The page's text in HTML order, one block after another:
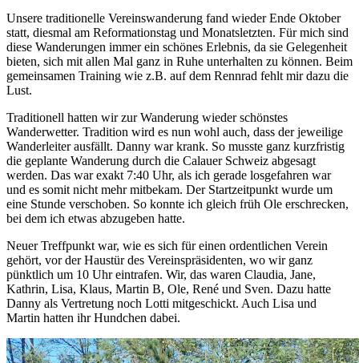
Unsere traditionelle Vereinswanderung fand wieder Ende Oktober
statt, diesmal am Reformationstag und Monatsletzten. Für mich sind
diese Wanderungen immer ein schönes Erlebnis, da sie Gelegenheit
bieten, sich mit allen Mal ganz in Ruhe unterhalten zu können. Beim
gemeinsamen Training wie z.B. auf dem Rennrad fehlt mir dazu die
Lust.
Traditionell hatten wir zur Wanderung wieder schönstes
Wanderwetter. Tradition wird es nun wohl auch, dass der jeweilige
Wanderleiter ausfällt. Danny war krank. So musste ganz kurzfristig
die geplante Wanderung durch die Calauer Schweiz abgesagt
werden. Das war exakt 7:40 Uhr, als ich gerade losgefahren war
und es somit nicht mehr mitbekam. Der Startzeitpunkt wurde um
eine Stunde verschoben. So konnte ich gleich früh Ole erschrecken,
bei dem ich etwas abzugeben hatte.
Neuer Treffpunkt war, wie es sich für einen ordentlichen Verein
gehört, vor der Haustür des Vereinspräsidenten, wo wir ganz
pünktlich um 10 Uhr eintrafen. Wir, das waren Claudia, Jane,
Kathrin, Lisa, Klaus, Martin B, Ole, René und Sven. Dazu hatte
Danny als Vertretung noch Lotti mitgeschickt. Auch Lisa und
Martin hatten ihr Hundchen dabei.